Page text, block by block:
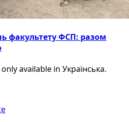
факультету ФСП: разом
available in Українська.